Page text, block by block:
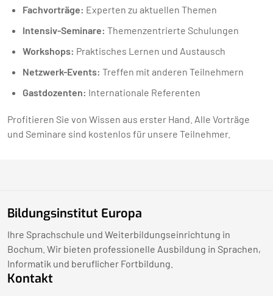
Fachvorträge: Experten zu aktuellen Themen
Intensiv-Seminare: Themenzentrierte Schulungen
Workshops: Praktisches Lernen und Austausch
Netzwerk-Events: Treffen mit anderen Teilnehmern
Gastdozenten: Internationale Referenten
Profitieren Sie von Wissen aus erster Hand. Alle Vorträge
und Seminare sind kostenlos für unsere Teilnehmer.
Bildungsinstitut Europa
Ihre Sprachschule und Weiterbildungseinrichtung in
Bochum. Wir bieten professionelle Ausbildung in Sprachen,
Informatik und beruflicher Fortbildung.
Kontakt